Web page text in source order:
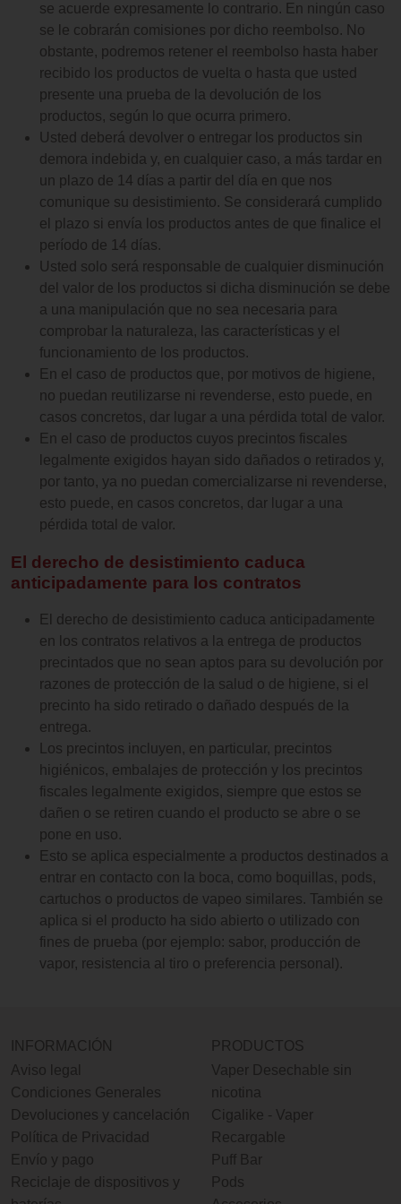
se acuerde expresamente lo contrario. En ningún caso
se le cobrarán comisiones por dicho reembolso. No
obstante, podremos retener el reembolso hasta haber
recibido los productos de vuelta o hasta que usted
presente una prueba de la devolución de los
productos, según lo que ocurra primero.
Usted deberá devolver o entregar los productos sin
demora indebida y, en cualquier caso, a más tardar en
un plazo de 14 días a partir del día en que nos
comunique su desistimiento. Se considerará cumplido
el plazo si envía los productos antes de que finalice el
período de 14 días.
Usted solo será responsable de cualquier disminución
del valor de los productos si dicha disminución se debe
a una manipulación que no sea necesaria para
comprobar la naturaleza, las características y el
funcionamiento de los productos.
En el caso de productos que, por motivos de higiene,
no puedan reutilizarse ni revenderse, esto puede, en
casos concretos, dar lugar a una pérdida total de valor.
En el caso de productos cuyos precintos fiscales
legalmente exigidos hayan sido dañados o retirados y,
por tanto, ya no puedan comercializarse ni revenderse,
esto puede, en casos concretos, dar lugar a una
pérdida total de valor.
El derecho de desistimiento caduca
anticipadamente para los contratos
El derecho de desistimiento caduca anticipadamente
en los contratos relativos a la entrega de productos
precintados que no sean aptos para su devolución por
razones de protección de la salud o de higiene, si el
precinto ha sido retirado o dañado después de la
entrega.
Los precintos incluyen, en particular, precintos
higiénicos, embalajes de protección y los precintos
fiscales legalmente exigidos, siempre que estos se
dañen o se retiren cuando el producto se abre o se
pone en uso.
Esto se aplica especialmente a productos destinados a
entrar en contacto con la boca, como boquillas, pods,
cartuchos o productos de vapeo similares. También se
aplica si el producto ha sido abierto o utilizado con
fines de prueba (por ejemplo: sabor, producción de
vapor, resistencia al tiro o preferencia personal).
INFORMACIÓN
Aviso legal
Condiciones Generales
Devoluciones y cancelación
Política de Privacidad
Envío y pago
Reciclaje de dispositivos y
PRODUCTOS
Vaper Desechable sin
nicotina
Cigalike - Vaper
Recargable
Puff Bar
Pods